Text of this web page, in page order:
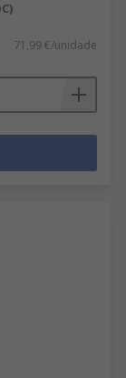
71,99 €/unidade